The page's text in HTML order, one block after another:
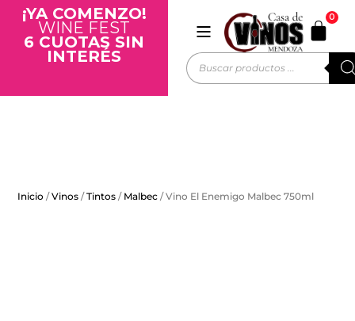
¡YA COMENZO!
WINE FEST
6 CUOTAS SIN
INTERÉS
0
Inicio /Vinos /Tintos / Malbec / Vino El Enemigo Malbec 750ml